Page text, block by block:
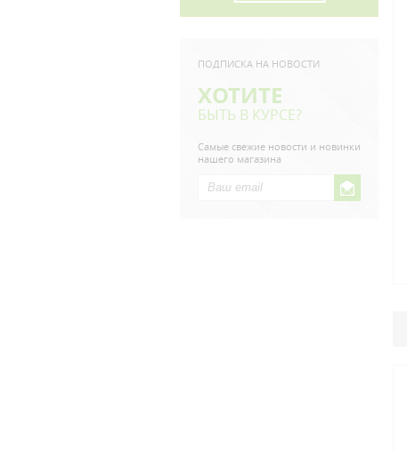
ПОДПИСКА НА НОВОСТИ
ХОТИТЕ
БЫТЬ В КУРСЕ?
Самые свежие новости и новинки
нашего магазина